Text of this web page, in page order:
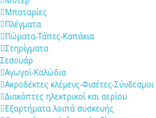
Μπαταρίες
Πλέγματα
Πώματα-Τάπες-Καπάκια
Στηρίγματα
Σεσουάρ
Αγωγοί-Καλώδια
Ακροδέκτες κλέμενς-Φισέτες-
Διακόπτες ηλεκτρικοί και αερίου
Εξαρτήματα λοιπά συσκευής